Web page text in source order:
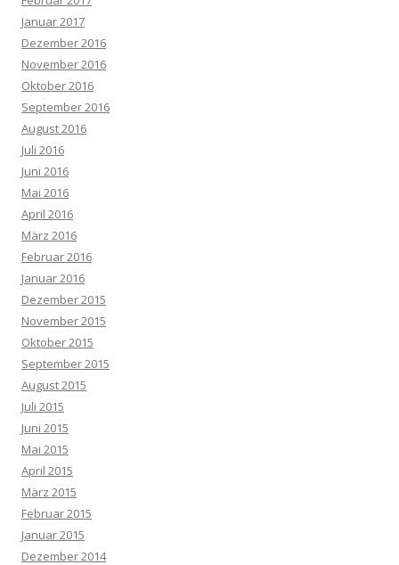
Januar 2017
Dezember 2016
November 2016
Oktober 2016
September 2016
August 2016
Juli 2016
Juni 2016
Mai 2016
April 2016
März 2016
Februar 2016
Januar 2016
Dezember 2015
November 2015
Oktober 2015
September 2015
August 2015
Juli 2015
Juni 2015
Mai 2015
April 2015
März 2015
Februar 2015
Januar 2015
Dezember 2014